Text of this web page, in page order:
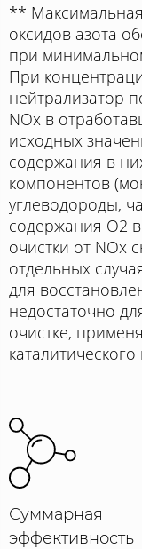
**
оксидов азота
при
При
нейтрализатор
NOx в
исходных
содержания в
компонентов
углеводороды,
содержания O2
очистки от NOx
отдельных
для
недостаточно
очистке,
Суммарная
эффективность